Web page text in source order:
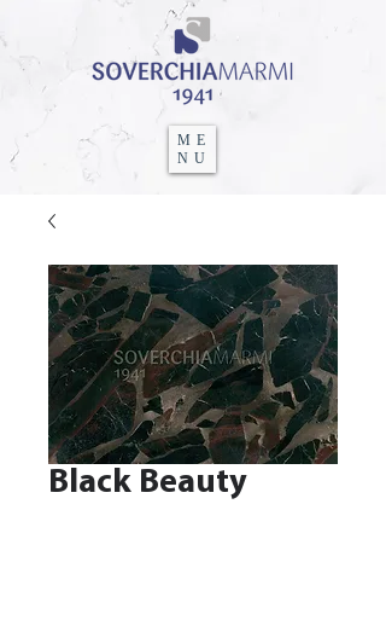
ME
NU
Black Beauty